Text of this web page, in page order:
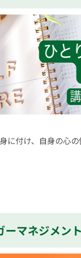
付け、自身の心
マネジメン